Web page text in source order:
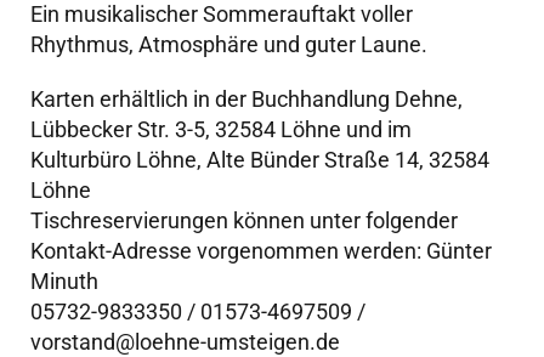
Ein musikalischer Sommerauftakt voller
Rhythmus, Atmosphäre und guter Laune.
Karten erhältlich in der Buchhandlung Dehne,
Lübbecker Str. 3-5, 32584 Löhne und im
Kulturbüro Löhne, Alte Bünder Straße 14, 32584
Löhne
Tischreservierungen können unter folgender
Kontakt-Adresse vorgenommen werden: Günter
Minuth
05732-9833350 / 01573-4697509 /
vorstand@loehne-umsteigen.de